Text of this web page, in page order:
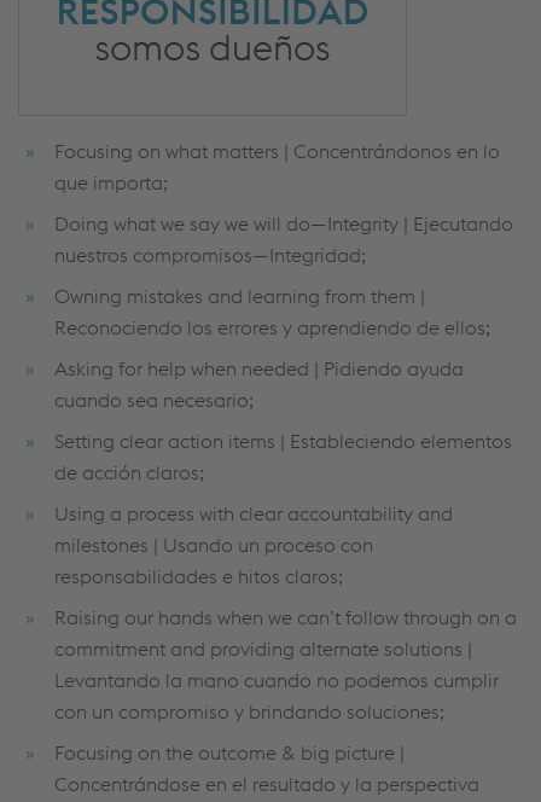
Focusing on what matters | Concentrándonos en lo
que importa;
Doing what we say we will do—Integrity | Ejecutando
nuestros compromisos—Integridad;
Owning mistakes and learning from them |
Reconociendo los errores y aprendiendo de ellos;
Asking for help when needed | Pidiendo ayuda
cuando sea necesario;
Setting clear action items | Estableciendo elementos
de acción claros;
Using a process with clear accountability and
milestones | Usando un proceso con
responsabilidades e hitos claros;
Raising our hands when we can’t follow through on a
commitment and providing alternate solutions |
Levantando la mano cuando no podemos cumplir
con un compromiso y brindando soluciones;
Focusing on the outcome & big picture |
Concentrándose en el resultado y la perspectiva